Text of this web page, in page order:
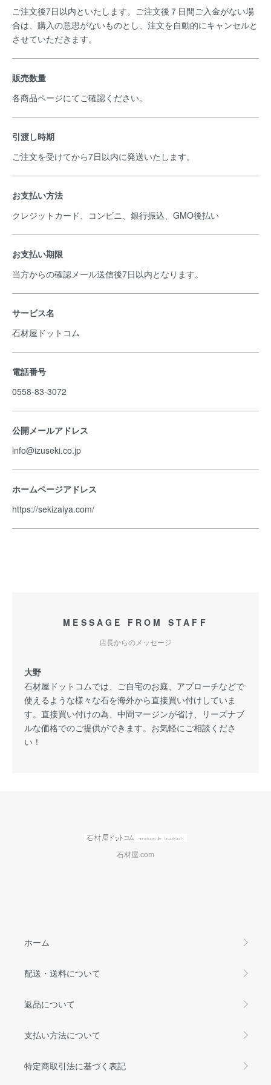
ご注文後7日以内といたします。ご注文後７日間ご入金がない場
合は、購入の意思がないものとし、注文を自動的にキャンセルと
させていただきます。
販売数量
各商品ページにてご確認ください。
引渡し時期
ご注文を受けてから7日以内に発送いたします。
お支払い方法
クレジットカード、コンビニ、銀行振込、GMO後払い
お支払い期限
当方からの確認メール送信後7日以内となります。
サービス名
石材屋ドットコム
電話番号
0558-83-3072
公開メールアドレス
info@izuseki.co.jp
ホームページアドレス
https://sekizaiya.com/
MESSAGE FROM STAFF
店長からのメッセージ
大野
石材屋ドットコムでは、ご自宅のお庭、アプローチなどで
使えるような様々な石を海外から直接買い付けしていま
す。直接買い付けの為、中間マージンが省け、リーズナブ
ルな価格でのご提供ができます。お気軽にご相談くださ
い！
石材屋.com
ホーム
配送・送料について
返品について
支払い方法について
特定商取引法に基づく表記